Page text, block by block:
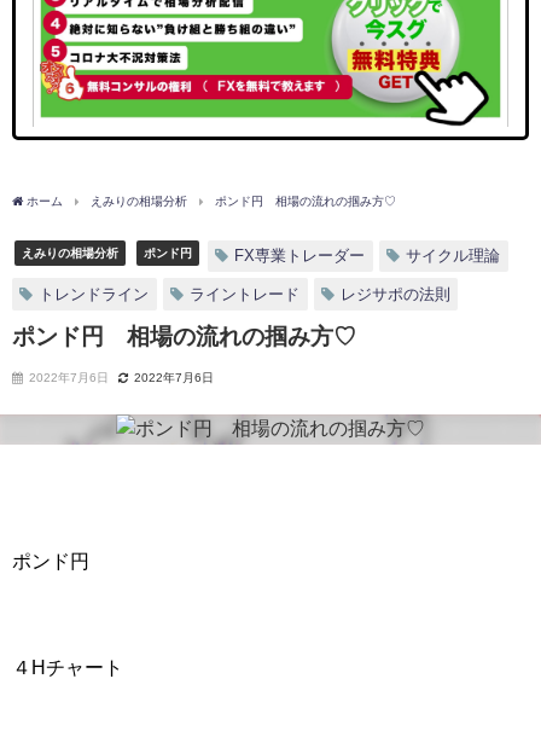
ホーム えみりの相場分析 ポンド円 相場の流れの掴み方♡
えみりの相場分析 ポンド円 FX専業トレーダー サイクル理論
トレンドライン ライントレード レジサポの法則
ポンド円 相場の流れの掴み方♡
2022年7月6日 2022年7月6日
ポンド円
４Hチャート